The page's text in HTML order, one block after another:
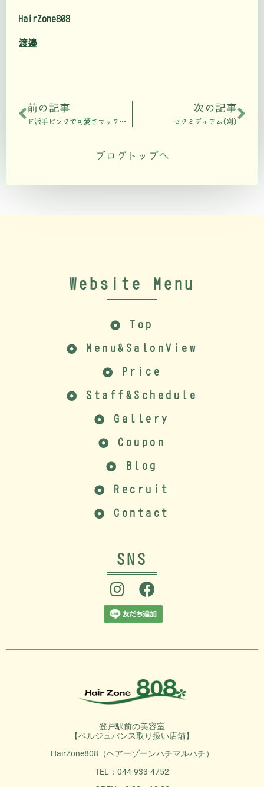
HairZone808
渡邉
前の記事
ド派手ピンクで可愛さマックス！
次の記事
セクミディアム(刈)
ブログトップへ
Website Menu
Top
Menu&SalonView
Price
Staff&Schedule
Gallery
Coupon
Blog
Recruit
Contact
SNS
登戸駅前の美容室
【ベルジュバンス取り扱い店舗】
HairZone808（ヘアーゾーンハチマルハチ）
TEL：044-933-4752